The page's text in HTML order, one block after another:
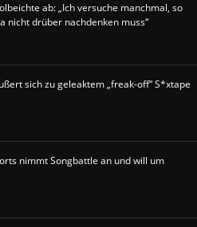
ab: „Ich versuche manchmal, so
nicht drüber nachdenken muss“
sich zu geleaktem „freak-off“ S*xtape
nimmt Songbattle an und will um